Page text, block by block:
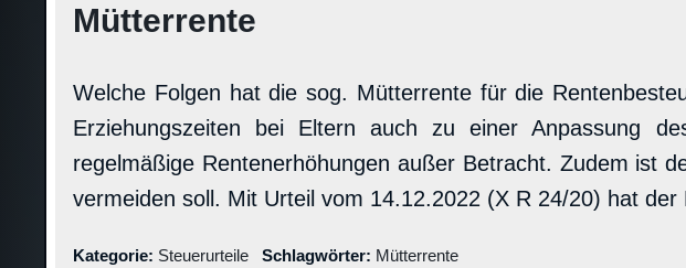
Mütterrente
Welche Folgen hat die sog. Mütterrente für die
Erziehungszeiten bei Eltern auch zu einer Anpassung
regelmäßige Rentenerhöhungen außer Betracht. Zudem ist
vermeiden soll. Mit Urteil vom 14.12.2022 (X R 24/20) hat
Kategorie: Steuerurteile Schlagwörter: Mütterrente